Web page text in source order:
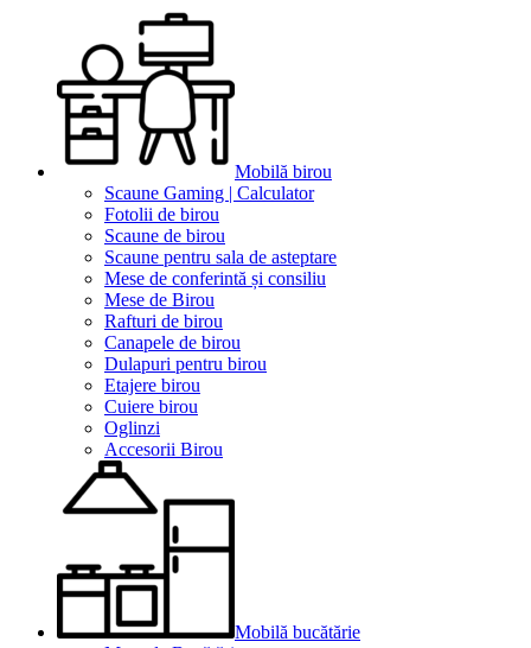
Mobilă birou
Scaune Gaming | Calculator
Fotolii de birou
Scaune de birou
Scaune pentru sala de asteptare
Mese de conferintă și consiliu
Mese de Birou
Rafturi de birou
Canapele de birou
Dulapuri pentru birou
Etajere birou
Cuiere birou
Oglinzi
Accesorii Birou
Mobilă bucătărie